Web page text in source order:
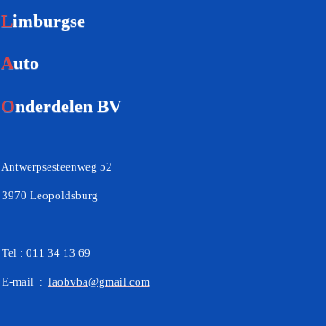
Limburgse
Auto
Onderdelen BV
Antwerpsesteenweg 52
3970 Leopoldsburg
Tel : 011 34 13 69
E-mail : laobvba@gmail.com